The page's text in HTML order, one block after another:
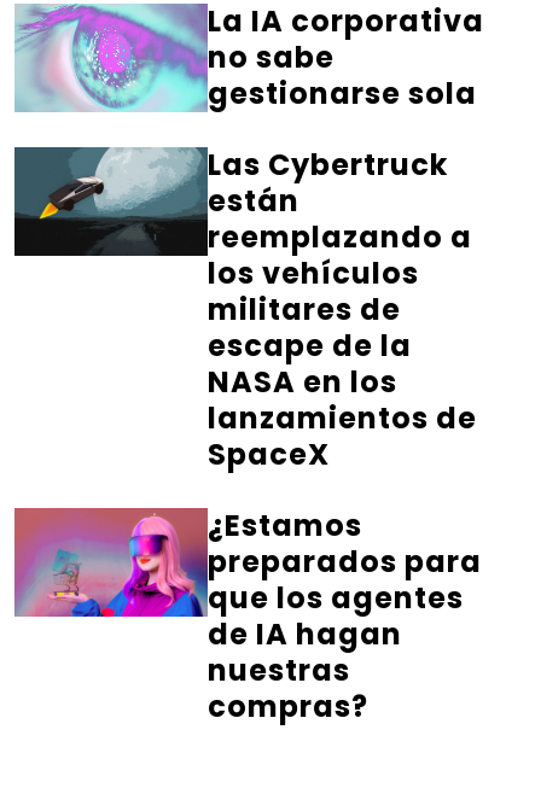
La IA corporativa
no sabe
gestionarse sola
Las Cybertruck
están
reemplazando a
los vehículos
militares de
escape de la
NASA en los
lanzamientos de
SpaceX
¿Estamos
preparados para
que los agentes
de IA hagan
nuestras
compras?